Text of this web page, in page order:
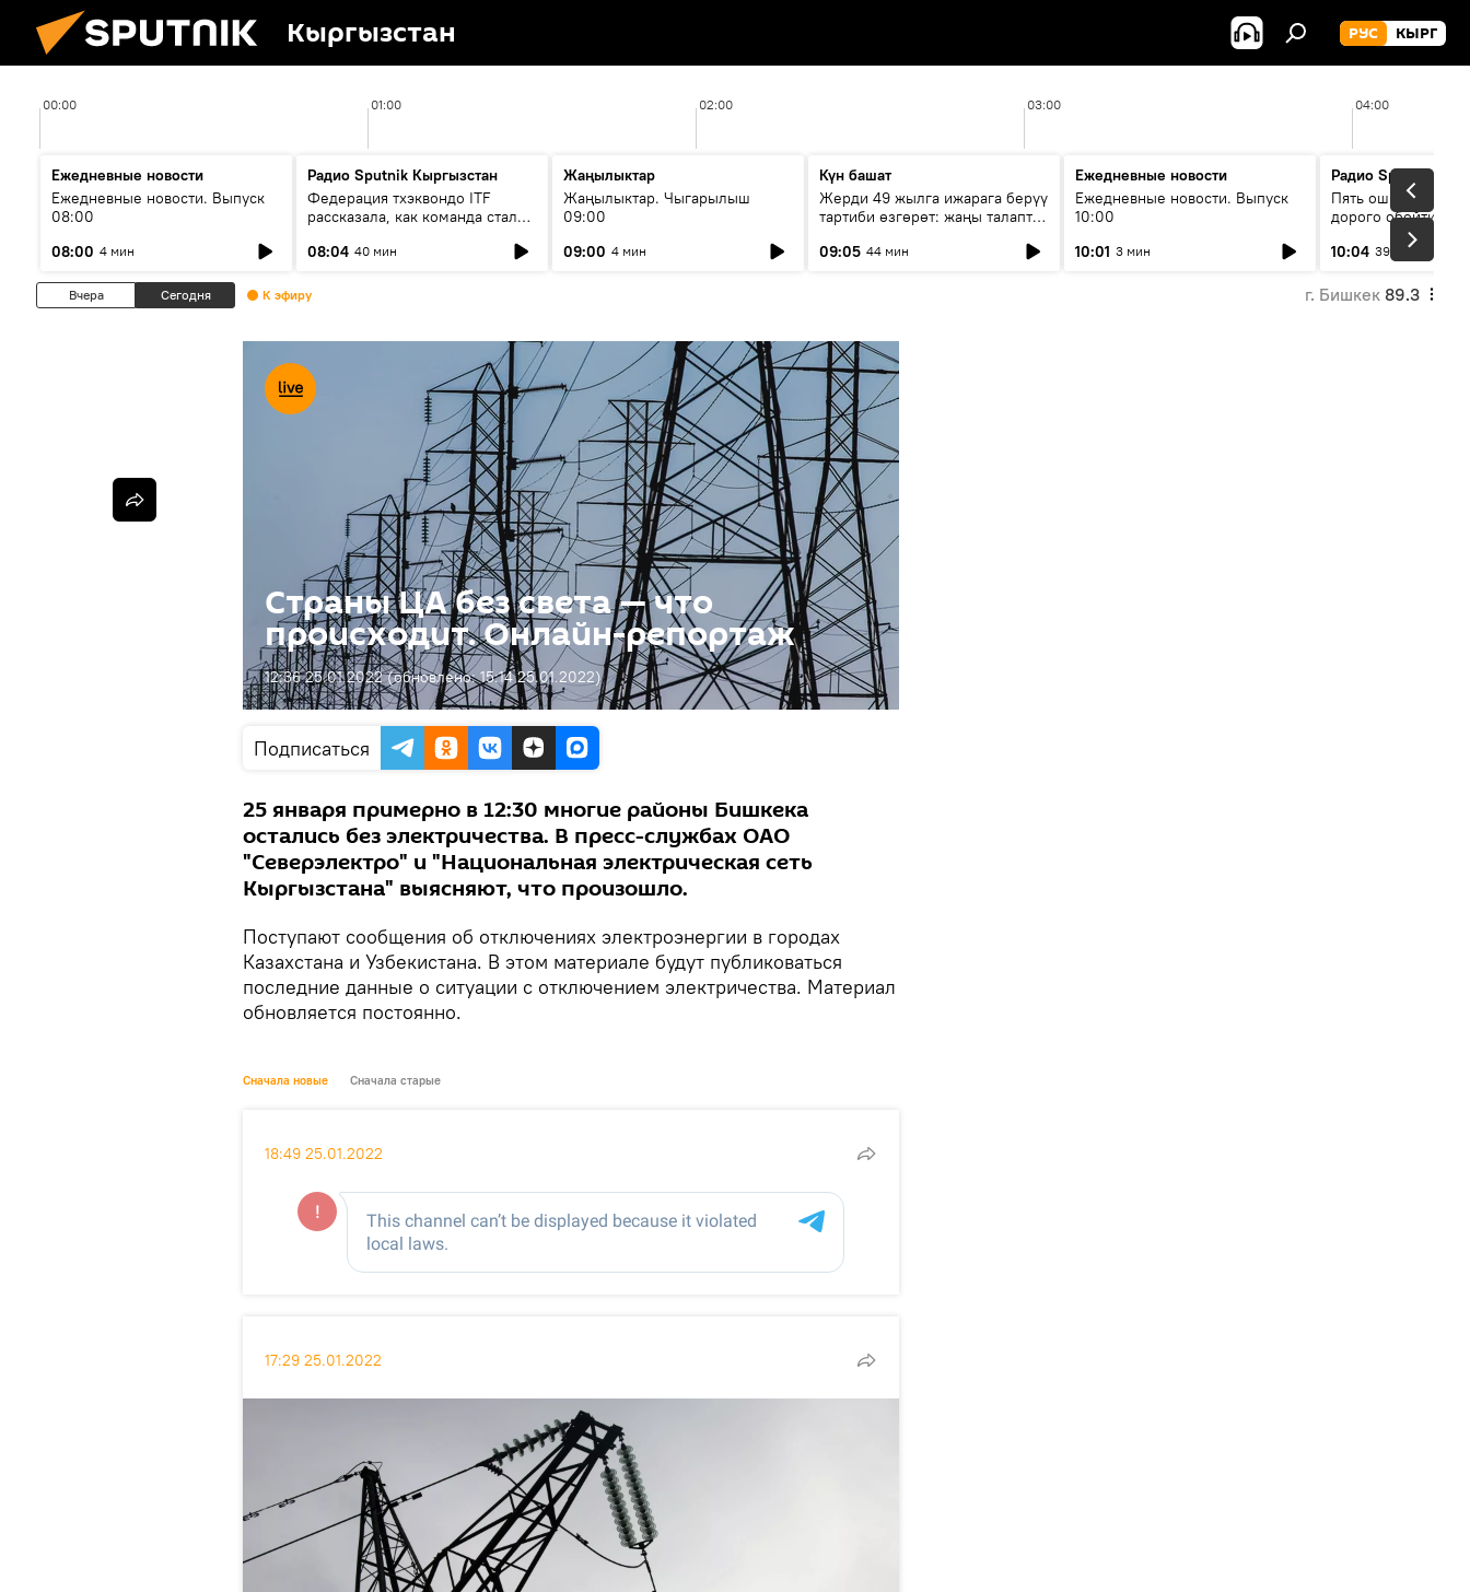
Кыргызстан РУС КЫРГ
00:00 01:00 02:00 03:00 04:00
Ежедневные новости
Ежедневные новости. Выпуск
08:00
08:00 4 мин
Радио Sputnik Кыргызстан
Федерация тхэквондо ITF
рассказала, как команда стала
08:04 40 мин
Жаңылыктар
Жаңылыктар. Чыгарылыш
09:00
09:00 4 мин
Күн башат
Жерди 49 жылга ижарага берүү
тартиби өзгөрөт: жаңы талаптар
09:05 44 мин
Ежедневные новости
Ежедневные новости. Выпуск
10:00
10:01 3 мин
Радио Sputnik
Пять ошибок
дорого обойтись
10:04 39 мин
Вчера Сегодня К эфиру г. Бишкек 89.3
Страны ЦА без света — что
происходит. Онлайн-репортаж
12:36 25.01.2022 (обновлено:15:14 25.01.2022)
Подписаться
25 января примерно в 12:30 многие районы Бишкека
остались без электричества. В пресс-службах ОАО
"Северэлектро" и "Национальная электрическая сеть
Кыргызстана" выясняют, что произошло.
Поступают сообщения об отключениях электроэнергии в городах
Казахстана и Узбекистана. В этом материале будут публиковаться
последние данные о ситуации с отключением электричества. Материал
обновляется постоянно.
Сначала новые Сначала старые
18:49 25.01.2022
17:29 25.01.2022